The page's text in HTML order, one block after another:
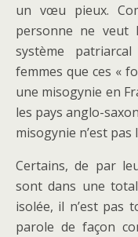
un vœu pieux.
personne ne
système
femmes que ces «
une misogynie en
les pays anglo-
misogynie n’est
Certains, de par
sont dans une
isolée, il n’est pas
parole de façon